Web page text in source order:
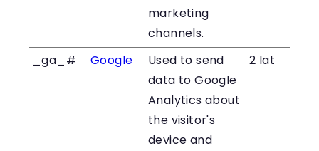
marketing
channels.
_ga_# Google
Used to send
data to Google
Analytics about
the visitor's
device and
2 lat